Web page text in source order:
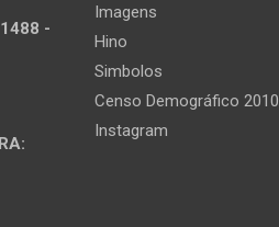
-
Imagens
Hino
Simbolos
Censo Demográfico 2010
Instagram